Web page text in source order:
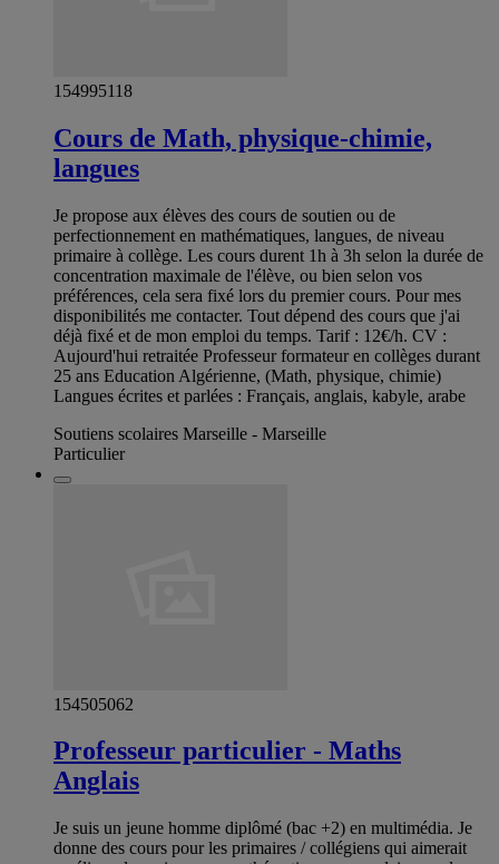
154995118
Cours de Math, physique-chimie,
langues
Je propose aux élèves des cours de soutien ou de
perfectionnement en mathématiques, langues, de niveau
primaire à collège. Les cours durent 1h à 3h selon la durée de
concentration maximale de l'élève, ou bien selon vos
préférences, cela sera fixé lors du premier cours. Pour mes
disponibilités me contacter. Tout dépend des cours que j'ai
déjà fixé et de mon emploi du temps. Tarif : 12€/h. CV :
Aujourd'hui retraitée Professeur formateur en collèges durant
25 ans Education Algérienne, (Math, physique, chimie)
Langues écrites et parlées : Français, anglais, kabyle, arabe
Soutiens scolaires Marseille - Marseille
Particulier
154505062
Professeur particulier - Maths
Anglais
Je suis un jeune homme diplômé (bac +2) en multimédia. Je
donne des cours pour les primaires / collégiens qui aimerait